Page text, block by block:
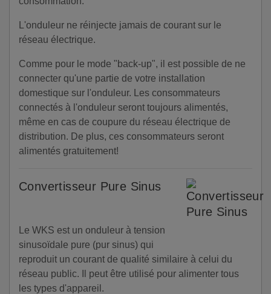
L'onduleur ne réinjecte jamais de courant sur le
réseau électrique.
Comme pour le mode "back-up", il est possible de ne
connecter qu'une partie de votre installation
domestique sur l'onduleur. Les consommateurs
connectés à l'onduleur seront toujours alimentés,
même en cas de coupure du réseau électrique de
distribution. De plus, ces consommateurs seront
alimentés gratuitement!
Convertisseur Pure Sinus
Le WKS est un onduleur à tension
sinusoïdale pure (pur sinus) qui
reproduit un courant de qualité similaire à celui du
réseau public. Il peut être utilisé pour alimenter tous
les types d'appareil.